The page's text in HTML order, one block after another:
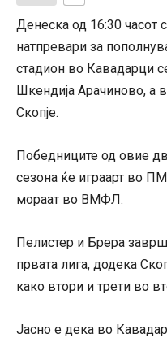
Денеска од 16:30 часот
натпревари за
стадион во Кавадарци
Шкендија Арачиново, а
Скопје.
Победниците од овие
сезона ќе играарт во
мораат во ВМФЛ.
Пелистер и Брера
првата лига, додека
како втори и трети во
Јасно е дека во